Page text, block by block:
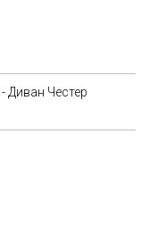
- Диван Честер